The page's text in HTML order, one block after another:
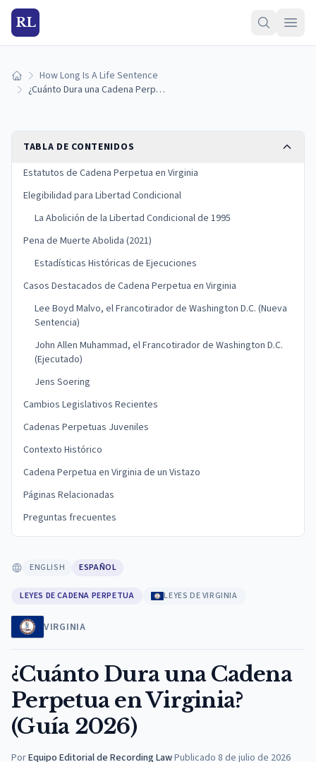
RL
Inicio How Long Is A Life Sentence
¿Cuánto Dura una Cadena Perpetua en Virginia? (Guía 2026)
TABLA DE CONTENIDOS
Estatutos de Cadena Perpetua en Virginia
Elegibilidad para Libertad Condicional
La Abolición de la Libertad Condicional de 1995
Pena de Muerte Abolida (2021)
Estadísticas Históricas de Ejecuciones
Casos Destacados de Cadena Perpetua en Virginia
Lee Boyd Malvo, el Francotirador de Washington D.C. (Nueva
Sentencia)
John Allen Muhammad, el Francotirador de Washington D.C.
(Ejecutado)
Jens Soering
Cambios Legislativos Recientes
Cadenas Perpetuas Juveniles
Contexto Histórico
Cadena Perpetua en Virginia de un Vistazo
Páginas Relacionadas
Preguntas frecuentes
ENGLISH ESPAÑOL
LEYES DE CADENA PERPETUA LEYES DE VIRGINIA
VIRGINIA
¿Cuánto Dura una Cadena
Perpetua en Virginia?
(Guía 2026)
PorEquipo Editorial de Recording Law·Publicado 8 de julio de 2026